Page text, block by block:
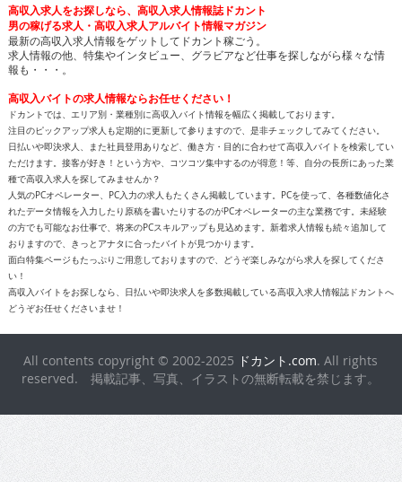
高収入求人をお探しなら、高収入求人情報誌ドカント
男の稼げる求人・高収入求人アルバイト情報マガジン
最新の高収入求人情報をゲットしてドカント稼ごう。
求人情報の他、特集やインタビュー、グラビアなど仕事を探しながら様々な情
報も・・・。
高収入バイトの求人情報ならお任せください！
ドカントでは、エリア別・業種別に高収入バイト情報を幅広く掲載しております。
注目のピックアップ求人も定期的に更新して参りますので、是非チェックしてみてください。
日払いや即決求人、また社員登用ありなど、働き方・目的に合わせて高収入バイトを検索してい
ただけます。接客が好き！という方や、コツコツ集中するのが得意！等、自分の長所にあった業
種で高収入求人を探してみませんか？
人気のPCオペレーター、PC入力の求人もたくさん掲載しています。PCを使って、各種数値化さ
れたデータ情報を入力したり原稿を書いたりするのがPCオペレーターの主な業務です。未経験
の方でも可能なお仕事で、将来のPCスキルアップも見込めます。新着求人情報も続々追加して
おりますので、きっとアナタに合ったバイトが見つかります。
面白特集ページもたっぷりご用意しておりますので、どうぞ楽しみながら求人を探してくださ
い！
高収入バイトをお探しなら、日払いや即決求人を多数掲載している高収入求人情報誌ドカントへ
どうぞお任せくださいませ！
All contents copyright © 2002-2025 ドカント.com. All rights
reserved. 掲載記事、写真、イラストの無断転載を禁じます。